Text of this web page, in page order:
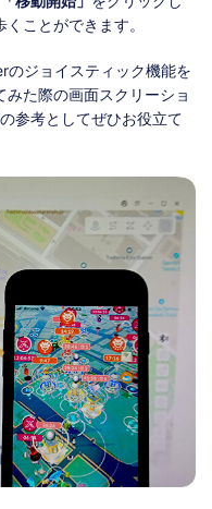
ことができます。
ジョイスティック機能を
た際の画面スクリーショ
参考としてぜひお役立て